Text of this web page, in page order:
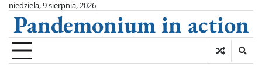
Skip
content
niedziela, 9 sierpnia, 2026
Pandemonium in action